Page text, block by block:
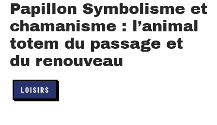
Papillon Symbolisme et
chamanisme : l’animal
totem du passage et
du renouveau
LOISIRS